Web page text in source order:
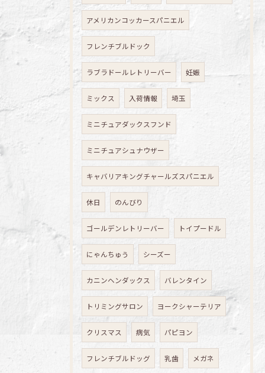
アメリカンコッカースパニエル
フレンチブルドック
ラブラドールレトリーバー 妊娠
ミックス 入荷情報 埼玉
ミニチュアダックスフンド
ミニチュアシュナウザー
キャバリアキングチャールズスパニエル
休日 のんびり
ゴールデンレトリーバー トイプードル
にゃんちゅう シーズー
カニンヘンダックス バレンタイン
トリミングサロン ヨークシャーテリア
クリスマス 病気 パピヨン
フレンチブルドッグ 乳歯 メガネ